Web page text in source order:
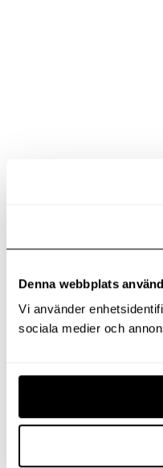
Denna webbplats
Vi använder
sociala medier och